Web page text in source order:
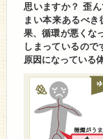
思いますか？ 歪
まい本来あるべ
果、循環が悪くな
しまっているの
原因になっている